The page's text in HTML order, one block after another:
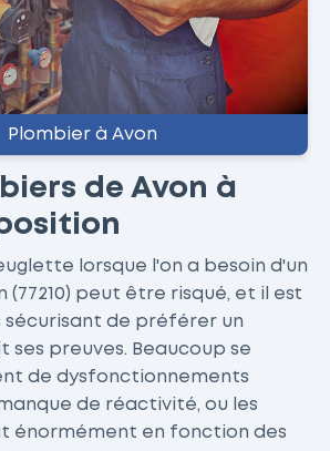
Plombier à Avon
de Avon à
lorsque l'on a besoin d'un
(77210) peut être risqué, et il est
sécurisant de préférer un
ses preuves. Beaucoup se
de dysfonctionnements
de réactivité, ou les
énormément en fonction des